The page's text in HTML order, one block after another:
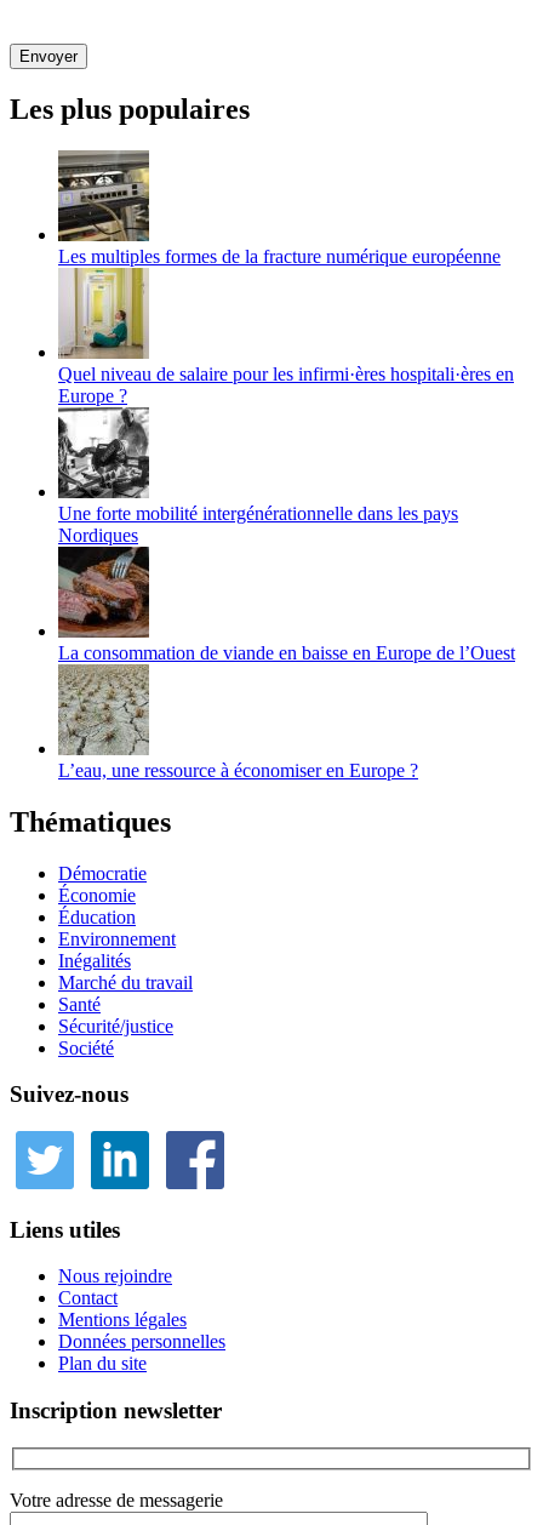
laisser
ce
champ
vide.
Les plus populaires
Les multiples formes de la fracture numérique européenne
Quel niveau de salaire pour les infirmi·ères hospitali·ères en
Europe ?
Une forte mobilité intergénérationnelle dans les pays
Nordiques
La consommation de viande en baisse en Europe de l’Ouest
L’eau, une ressource à économiser en Europe ?
Thématiques
Démocratie
Économie
Éducation
Environnement
Inégalités
Marché du travail
Santé
Sécurité/justice
Société
Suivez-nous
Liens utiles
Nous rejoindre
Contact
Mentions légales
Données personnelles
Plan du site
Inscription newsletter
Votre adresse de messagerie